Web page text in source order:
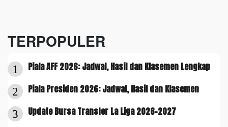
TERPOPULER
1 Piala AFF 2026: Jadwal, Hasil dan Klasemen Lengkap
2 Piala Presiden 2026: Jadwal, Hasil dan Klasemen
3 Update Bursa Transfer La Liga 2026-2027